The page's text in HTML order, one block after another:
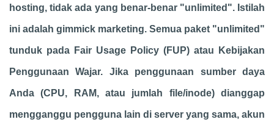
hosting, tidak ada yang benar-benar "unlimited". Istilah
ini adalah gimmick marketing. Semua paket "unlimited"
tunduk pada Fair Usage Policy (FUP) atau Kebijakan
Penggunaan Wajar. Jika penggunaan sumber daya
Anda (CPU, RAM, atau jumlah file/inode) dianggap
mengganggu pengguna lain di server yang sama, akun